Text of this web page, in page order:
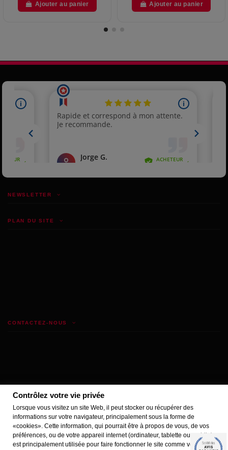
Ajouter au panier Ajouter au panier
PLAN DU SITE
CONTACTEZ-NOUS
Marchand approuvé par la Société des Avis Garantis, cliquez ici pour vérifier
NEWSLETTER
Contrôlez votre vie privée
Lorsque vous visitez un site Web, il peut stocker ou récupérer des
informations sur votre navigateur, principalement sous la forme de
«cookies». Cette information, qui pourrait être à propos de vous, de vos
préférences, ou de votre appareil internet (ordinateur, tablette ou mobile),
est principalement utilisée pour faire fonctionner le site comme vous le